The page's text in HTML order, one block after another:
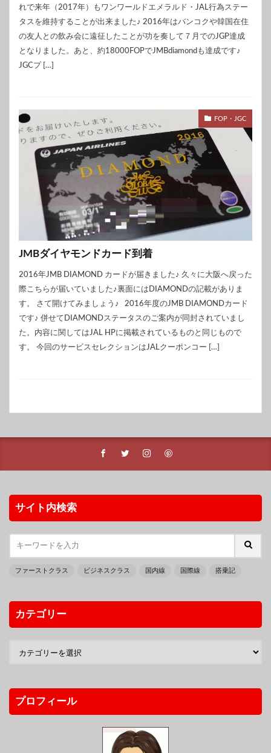
れで来年（2017年）もワンワールドエメラルド・JAL行為ステー
タスを維持することが出来ました♪ 2016年はバンコクや韓国在住
の友人との飲み会に遠征したことが功を奏して７月でのJGP達成
となりました。あと、約18000FOPでJMBdiamondも達成です♪
JGCプ […]
FOP・JGC
JMBダイヤモンドカード到着
2016年JMB DIAMOND カードが届きました♪ 久々に大阪へ戻った
際こちらが届いていました♪裏面にはDIAMONDの記載がありま
す。 さて開けてみましょう♪ 2016年度のJMB DIAMONDカード
です♪ 併せてDIAMONDステータスのご案内が同封されていまし
た。内容に関してはJAL HPに掲載されているものと同じもので
す。 今回のサービスセレクションはJALクーポンコー […]
サイト内検索
ファーストクラス ビジネスクラス 国内線 国際線 搭乗記
カテゴリー
プロフィール